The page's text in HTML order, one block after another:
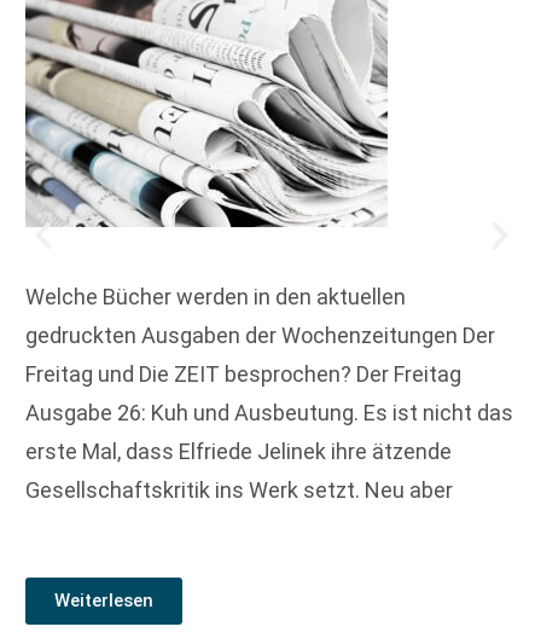
Welche Bücher werden in den aktuellen
gedruckten Ausgaben der Wochenzeitungen Der
Freitag und Die ZEIT besprochen? Der Freitag
Ausgabe 26: Kuh und Ausbeutung. Es ist nicht das
erste Mal, dass Elfriede Jelinek ihre ätzende
Gesellschaftskritik ins Werk setzt. Neu aber
Weiterlesen